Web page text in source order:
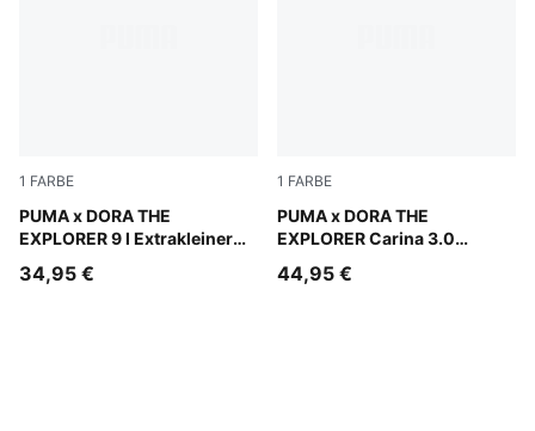
1 FARBE
PUMA x DORA THE
EXPLORER 9 l Extrakleiner
Mauve Glow
34,95 €
1 FARBE
PUMA x DORA THE
EXPLORER Carina 3.0
Warm White-Bright Papaya
44,95 €